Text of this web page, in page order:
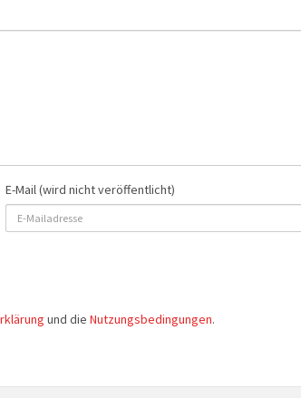
E-Mail (wird nicht veröffentlicht)
und die Nutzungsbedingungen.